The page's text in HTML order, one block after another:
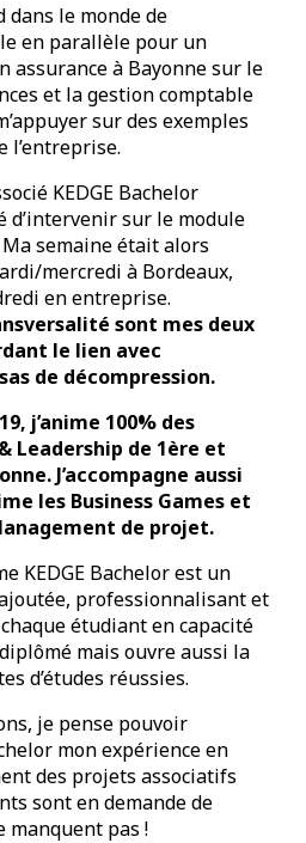
dans le monde de
en parallèle pour un
assurance à Bayonne sur le
et la gestion comptable
sur des exemples
l’entreprise.
KEDGE Bachelor
d’intervenir sur le module
semaine était alors
mercredi à Bordeaux,
en entreprise.
sont mes deux
le lien avec
de décompression.
j’anime 100% des
Leadership de 1ère et
J’accompagne aussi
les Business Games et
de projet.
KEDGE Bachelor est un
professionnalisant et
étudiant en capacité
mais ouvre aussi la
d’études réussies.
je pense pouvoir
mon expérience en
des projets associatifs
sont en demande de
manquent pas !